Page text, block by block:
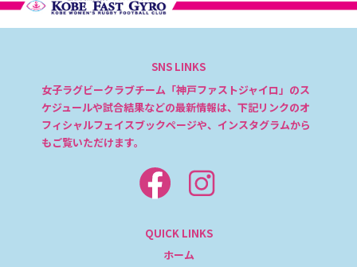
SNS LINKS
女子ラグビークラブチーム「神戸ファストジャイロ」のス
ケジュールや試合結果などの最新情報は、下記リンクのオ
フィシャルフェイスブックページや、インスタグラムから
もご覧いただけます。
QUICK LINKS
ホーム